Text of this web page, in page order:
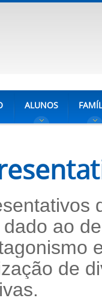
ALUNOS
ao
de